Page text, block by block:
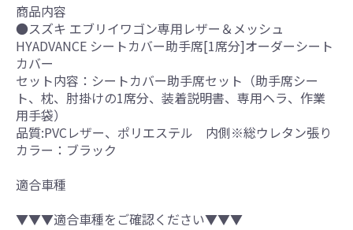
商品内容
●スズキ エブリイワゴン専用レザー＆メッシュ
HYADVANCE シートカバー助手席[1席分]オーダーシート
カバー
セット内容：シートカバー助手席セット（助手席シー
ト、枕、肘掛けの1席分、装着説明書、専用ヘラ、作業
用手袋）
品質:PVCレザー、ポリエステル 内側※総ウレタン張り
カラー：ブラック
適合車種
▼▼▼適合車種をご確認ください▼▼▼